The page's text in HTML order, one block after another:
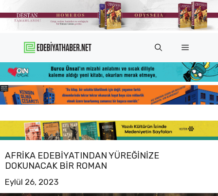
atla
Menü
AFRIKA EDEBIYATINDAN YÜREĞINIZE
DOKUNACAK BIR ROMAN
Eylül 26, 2023